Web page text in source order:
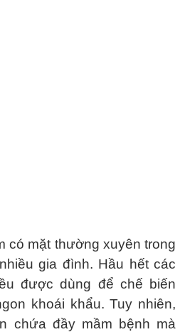
có mặt thường xuyên trong
gia đình. Hầu hết các
được dùng để chế biến
khoái khẩu. Tuy nhiên,
chứa đầy mầm bệnh mà